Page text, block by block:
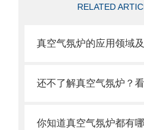
RELATED
真空气氛炉的应用领域
还不了解真空气氛炉？看
你知道真空气氛炉都有